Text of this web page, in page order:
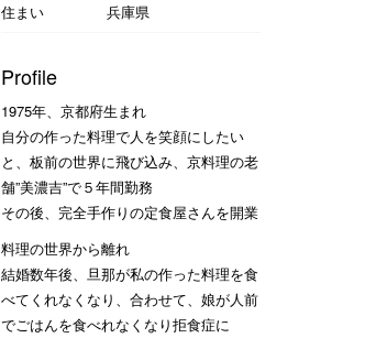
住まい
兵庫県
Profile
1975年、京都府生まれ
自分の作った料理で人を笑顔にしたい
と、板前の世界に飛び込み、京料理の老
舗”美濃吉”で５年間勤務
その後、完全手作りの定食屋さんを開業
料理の世界から離れ
結婚数年後、旦那が私の作った料理を食
べてくれなくなり、合わせて、娘が人前
でごはんを食べれなくなり拒食症に